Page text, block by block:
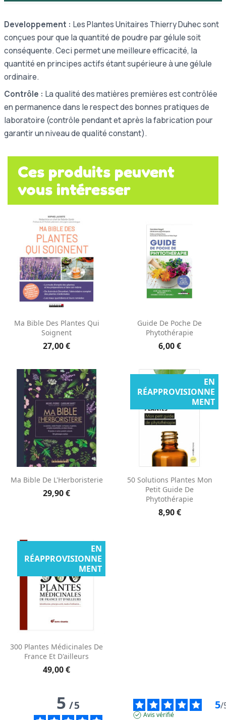
Developpement : Les Plantes Unitaires Thierry Duhec sont
conçues pour que la quantité de poudre par gélule soit
conséquente. Ceci permet une meilleure efficacité, la
quantité en principes actifs étant supérieure à une gélule
ordinaire.
Contrôle : La qualité des matières premières est contrôlée
en permanence dans le respect des bonnes pratiques de
laboratoire (contrôle pendant et après la fabrication pour
garantir un niveau de qualité constant).
Ces produits peuvent
vous intéresser
Ma Bible Des Plantes Qui
Soignent
27,00 €
Guide De Poche De
Phytothérapie
6,00 €
Ma Bible De L'Herboristerie
29,90 €
50 Solutions Plantes Mon
Petit Guide De
Phytothérapie
8,90 €
EN
RÉAPPROVISIONNE
MENT
300 Plantes Médicinales De
France Et D'ailleurs
49,00 €
EN
RÉAPPROVISIONNE
MENT
5/5 5/
Avis vérifié